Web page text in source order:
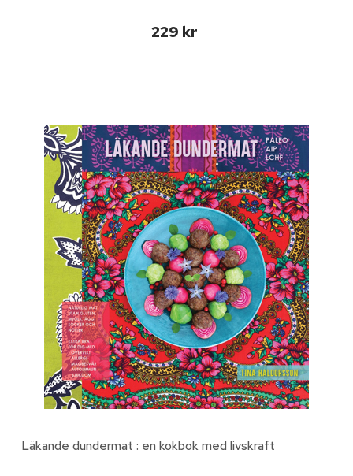
229 kr
Läkande dundermat : en kokbok med livskraft